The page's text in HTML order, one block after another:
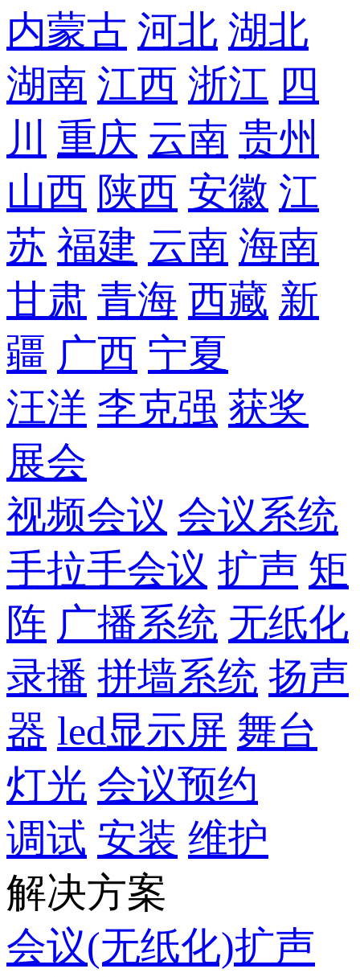
内蒙古 河北 湖北
湖南 江西 浙江 四
川
重庆 云南 贵州
山西 陕西 安徽 江
苏 福建 云南 海南
甘肃 青海 西藏 新
疆 广西 宁夏
汪洋 李克强 获奖
展会
视频会议 会议系统
手拉手会议 扩声 矩
阵 广播系统 无纸化
录播 拼墙系统 扬声
器 led显示屏 舞台
灯光 会议预约
调试 安装 维护
解决方案
会议(无纸化)扩声